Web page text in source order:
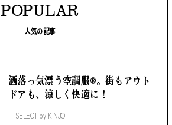
POPULAR
人気の記事
洒落っ気漂う空調服®。街もアウト
ドアも、涼しく快適に！
SELECT by KINJO